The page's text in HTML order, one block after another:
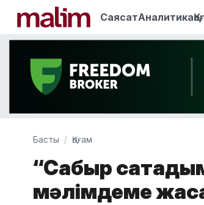
СаясатАналитика
Басты Қоғам
“Сабыр
мәлімдеме